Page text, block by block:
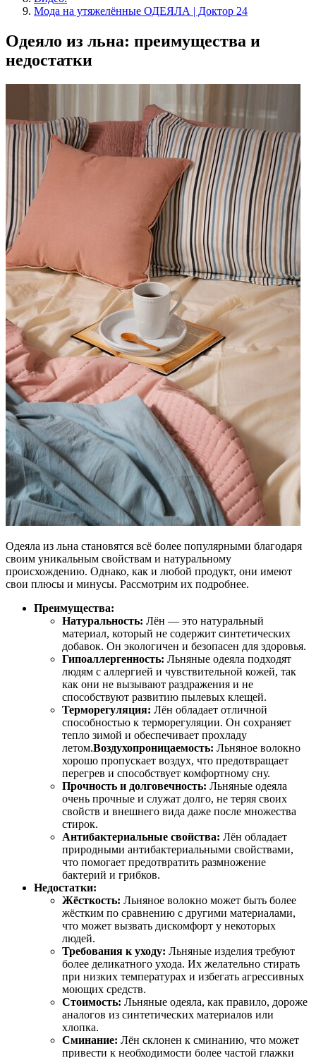
Мода на утяжелённые ОДЕЯЛА | Доктор 24
Одеяло из льна: преимущества и
недостатки
Одеяла из льна становятся всё более популярными благодаря
своим уникальным свойствам и натуральному
происхождению. Однако, как и любой продукт, они имеют
свои плюсы и минусы. Рассмотрим их подробнее.
Преимущества:
Натуральность: Лён — это натуральный
материал, который не содержит синтетических
добавок. Он экологичен и безопасен для здоровья.
Гипоаллергенность: Льняные одеяла подходят
людям с аллергией и чувствительной кожей, так
как они не вызывают раздражения и не
способствуют развитию пылевых клещей.
Терморегуляция: Лён обладает отличной
способностью к терморегуляции. Он сохраняет
тепло зимой и обеспечивает прохладу
летом.Воздухопроницаемость: Льняное волокно
хорошо пропускает воздух, что предотвращает
перегрев и способствует комфортному сну.
Прочность и долговечность: Льняные одеяла
очень прочные и служат долго, не теряя своих
свойств и внешнего вида даже после множества
стирок.
Антибактериальные свойства: Лён обладает
природными антибактериальными свойствами,
что помогает предотвратить размножение
бактерий и грибков.
Недостатки:
Жёсткость: Льняное волокно может быть более
жёстким по сравнению с другими материалами,
что может вызвать дискомфорт у некоторых
людей.
Требования к уходу: Льняные изделия требуют
более деликатного ухода. Их желательно стирать
при низких температурах и избегать агрессивных
моющих средств.
Стоимость: Льняные одеяла, как правило, дороже
аналогов из синтетических материалов или
хлопка.
Сминание: Лён склонен к сминанию, что может
привести к необходимости более частой глажки